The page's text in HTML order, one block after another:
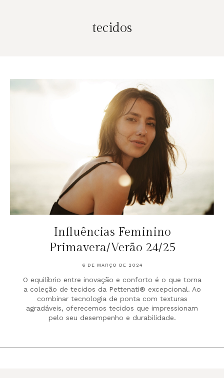
tecidos
Influências Feminino
Primavera/Verão 24/25
6 DE MARÇO DE 2024
O equilíbrio entre inovação e conforto é o que torna
a coleção de tecidos da Pettenati® excepcional. Ao
combinar tecnologia de ponta com texturas
agradáveis, oferecemos tecidos que impressionam
pelo seu desempenho e durabilidade.